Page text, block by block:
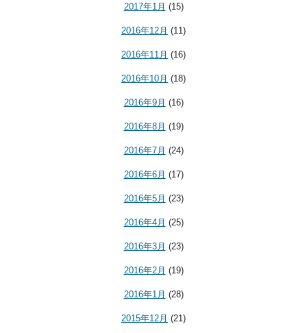
2017年1月 (15)
2016年12月 (11)
2016年11月 (16)
2016年10月 (18)
2016年9月 (16)
2016年8月 (19)
2016年7月 (24)
2016年6月 (17)
2016年5月 (23)
2016年4月 (25)
2016年3月 (23)
2016年2月 (19)
2016年1月 (28)
2015年12月 (21)